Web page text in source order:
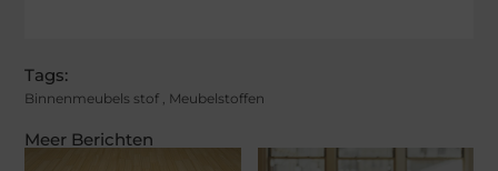
Meer Berichten
Tags:
Binnenmeubels stof Meubelstoffen